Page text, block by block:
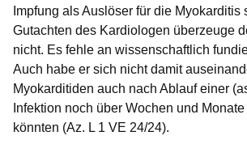
Impfung als Auslöser für die Myokarditis
Gutachten des Kardiologen überzeuge
nicht. Es fehle an wissenschaftlich
Auch habe er sich nicht damit
Myokarditiden auch nach Ablauf einer
Infektion noch über Wochen und
könnten (Az. L 1 VE 24/24).